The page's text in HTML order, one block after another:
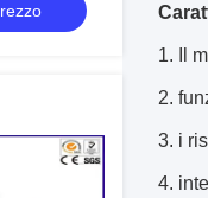
1. Il
2.
3. i
4.